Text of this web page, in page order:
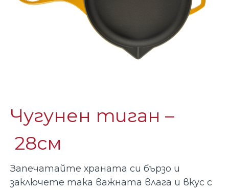
Чугунен тиган –
28см
Запечатайте храната си бързо и
заключете така важната влага и вкус с